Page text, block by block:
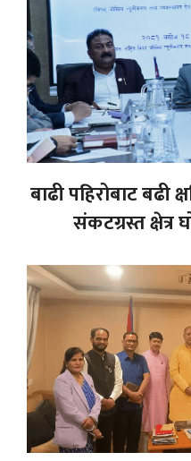
बाढी पहिरोबाट बढी
संकटग्रस्त क्षेत्र